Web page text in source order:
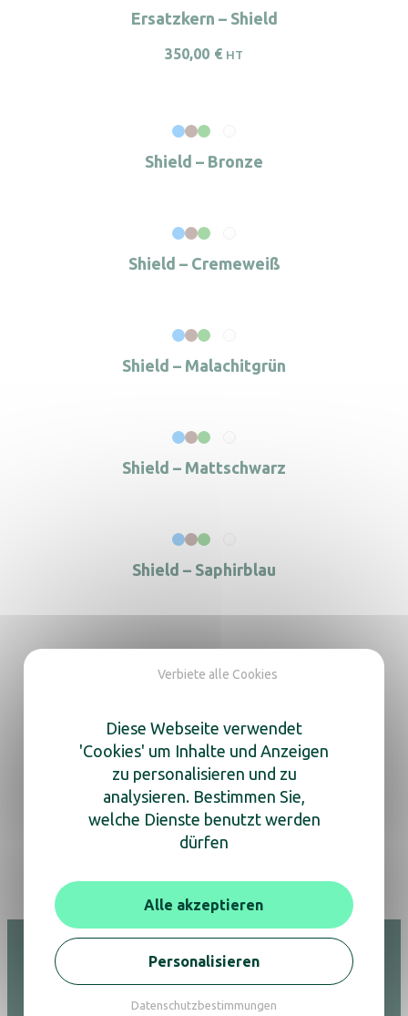
Ersatzkern – Shield
350,00 € HT
Shield – Bronze
Shield – Cremeweiß
Shield – Malachitgrün
Shield – Mattschwarz
Shield – Saphirblau
Shield Transportwagen
Gastgewerbe
Diese Webseite verwendet
'Cookies' um Inhalte und Anzeigen
zu personalisieren und zu
analysieren. Bestimmen Sie,
welche Dienste benutzt werden
dürfen
Alle akzeptieren
Verbiete alle Cookies
Personalisieren
Datenschutzbestimmungen